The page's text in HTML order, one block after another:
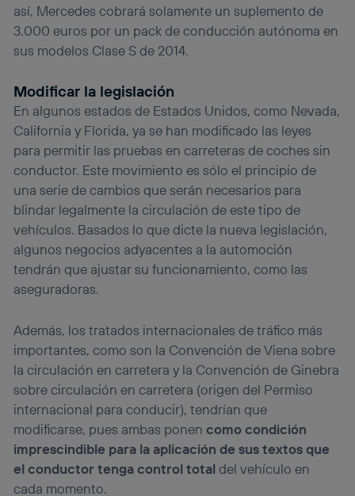
así, Mercedes cobrará solamente un suplemento de
3.000 euros por un pack de conducción autónoma en
sus modelos Clase S de 2014.
Modificar la legislación
En algunos estados de Estados Unidos, como Nevada,
California y Florida, ya se han modificado las leyes
para permitir las pruebas en carreteras de coches sin
conductor. Este movimiento es sólo el principio de
una serie de cambios que serán necesarios para
blindar legalmente la circulación de este tipo de
vehículos. Basados lo que dicte la nueva legislación,
algunos negocios adyacentes a la automoción
tendrán que ajustar su funcionamiento, como las
aseguradoras.
Además, los tratados internacionales de tráfico más
importantes, como son la Convención de Viena sobre
la circulación en carretera y la Convención de Ginebra
sobre circulación en carretera (origen del Permiso
internacional para conducir), tendrían que
modificarse, pues ambas ponencomo condición
imprescindible para la aplicación de sus textos que
el conductor tenga control totaldel vehículo en
cada momento.